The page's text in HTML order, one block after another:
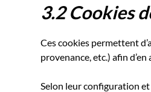
3.2 Cookies
Ces cookies permettent
provenance, etc.) afin
Selon leur configuration